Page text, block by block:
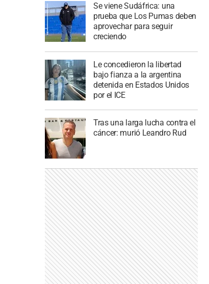
Se viene Sudáfrica: una
prueba que Los Pumas deben
aprovechar para seguir
creciendo
Le concedieron la libertad
bajo fianza a la argentina
detenida en Estados Unidos
por el ICE
Tras una larga lucha contra el
cáncer: murió Leandro Rud